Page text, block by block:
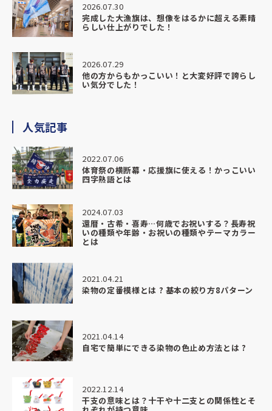
2026.07.30
完成した大漁旗は、想像をはるかに超える素晴
らしい仕上がりでした！
2026.07.29
他の方からもかっこいい！と大変好評で誇らし
い気分でした！
人気記事
2022.07.06
体育祭の横断幕・応援旗に使える！かっこいい
四字熟語とは
2024.07.03
還暦・古希・喜寿…何歳でお祝いする？長寿祝
いの種類や年齢・お祝いの種類やテーマカラー
とは
2021.04.21
染物の定番模様とは ? 基本の絞り方8パターン
2021.04.14
自宅で簡単にできる染物の色止め方法とは ?
2022.12.14
干支の意味とは？十干や十二支との関係性とそ